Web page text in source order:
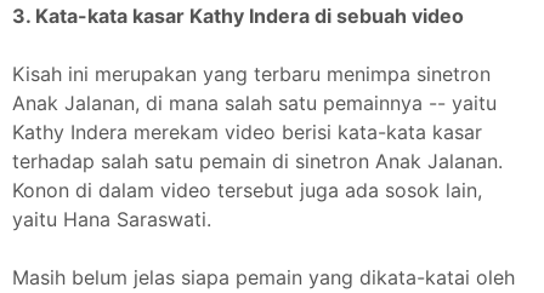
3. Kata-kata kasar Kathy Indera di sebuah video
Kisah ini merupakan yang terbaru menimpa sinetron
Anak Jalanan, di mana salah satu pemainnya -- yaitu
Kathy Indera merekam video berisi kata-kata kasar
terhadap salah satu pemain di sinetron Anak Jalanan.
Konon di dalam video tersebut juga ada sosok lain,
yaitu Hana Saraswati.
Masih belum jelas siapa pemain yang dikata-katai oleh